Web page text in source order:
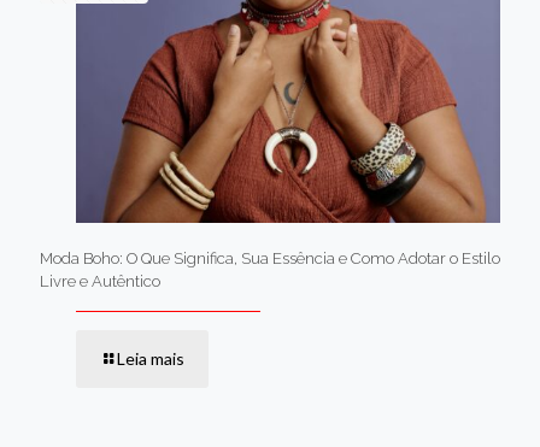
Moda Boho: O Que Significa, Sua Essência e Como Adotar o Estilo
Livre e Autêntico
Leia mais